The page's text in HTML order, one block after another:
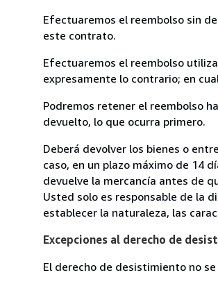
Efectuaremos el reembolso sin
este contrato.
Efectuaremos el reembolso
expresamente lo contrario; en
Podremos retener el reembolso
devuelto, lo que ocurra primero.
Deberá devolver los bienes o
caso, en un plazo máximo de 14
devuelve la mercancía antes de
Usted solo es responsable de la
establecer la naturaleza, las
Excepciones al derecho de
El derecho de desistimiento no